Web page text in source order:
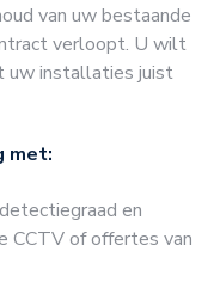
van uw bestaande
verloopt. U wilt
uw installaties juist
met:
en
CCTV of offertes van